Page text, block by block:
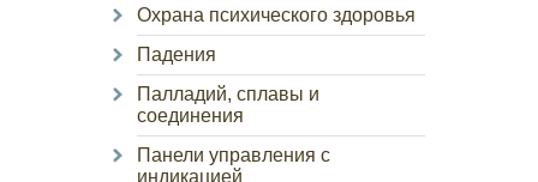
Охрана психического здоровья
Падения
Палладий, сплавы и
соединения
Панели управления с
индикацией